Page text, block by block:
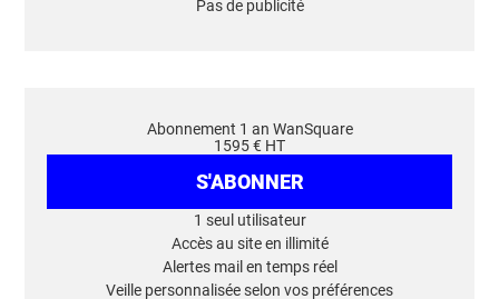
Pas de publicité
Abonnement 1 an WanSquare
1595 € HT
S'ABONNER
1 seul utilisateur
Accès au site en illimité
Alertes mail en temps réel
Veille personnalisée selon vos préférences